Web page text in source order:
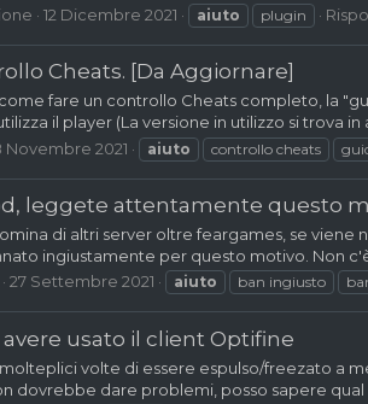
12 Dicembre 2021 aiuto plugin
Cheats. [Da Aggiornare]
fare un controllo Cheats completo, la
il player (La versione in utilizzo si trova
Novembre 2021 aiuto controllo cheats
leggete attentamente questo
di altri server oltre feargames, se
ingiustamente per questo motivo. Non
27 Settembre 2021 aiuto ban ingiusto
usato il client Optifine
volte di essere espulso/freezato a
dovrebbe dare problemi, posso sapere qual